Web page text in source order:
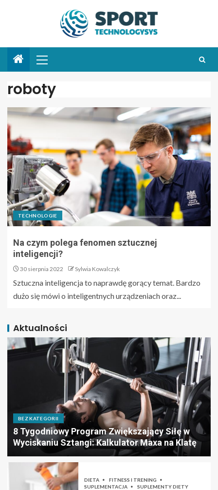
roboty
TECHNOLOGIE
Na czym polega fenomen sztucznej
inteligencji?
30 sierpnia 2022 Sylwia Kowalczyk
Sztuczna inteligencja to naprawdę gorący temat. Bardzo
dużo się mówi o inteligentnych urządzeniach oraz...
Aktualności
BEZ KATEGORII
8 Tygodniowy Program Zwiększający Siłę w
Wyciskaniu Sztangi: Kalkulator Maxa na Klatę
DIETA
FITNESS I TRENING
SUPLEMENTACJA
SUPLEMENTY DIETY